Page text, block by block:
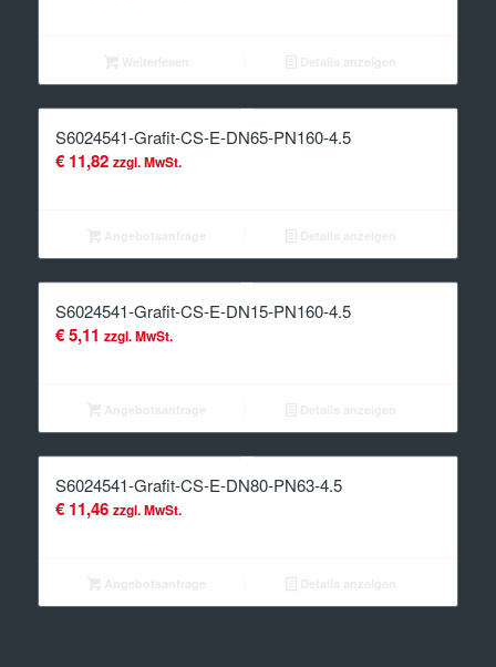
S6024541-Grafit-CS-E-DN65-PN160-4.5
€11,82 zzgl. MwSt.
S6024541-Grafit-CS-E-DN15-PN160-4.5
€5,11 zzgl. MwSt.
S6024541-Grafit-CS-E-DN80-PN63-4.5
€11,46 zzgl. MwSt.